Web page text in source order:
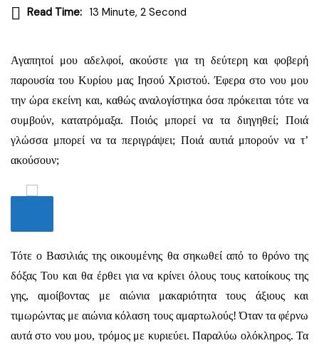
Read Time: 13 Minute, 2 Second
Αγαπητοί μου αδελφοί, ακούστε για τη δεύτερη και φοβερή
παρουσία του Κυρίου μας Ιησού Χριστού. Έφερα στο νου μου
την ώρα εκείνη και, καθώς αναλογίστηκα όσα πρόκειται τότε να
συμβούν, κατατρόμαξα. Ποιός μπορεί να τα διηγηθεί; Ποιά
γλώσσα μπορεί να τα περιγράψει; Ποιά αυτιά μπορούν να τ’
ακούσουν;
Τότε ο Βασιλιάς της οικουμένης θα σηκωθεί από το θρόνο της
δόξας Του και θα έρθει για να κρίνει όλους τους κατοίκους της
γης, αμοίβοντας με αιώνια μακαριότητα τους άξιους και
τιμωρώντας με αιώνια κόλαση τους αμαρτωλούς! Όταν τα φέρνω
αυτά στο νου μου, τρόμος με κυριεύει. Παραλύω ολόκληρος. Τα